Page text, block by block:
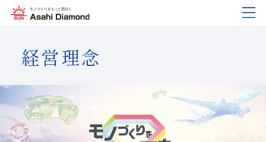
企業情報
企業情報
旭ダイヤについて
製品紹介
製品紹介
業種から探す
技術情報
技術情報
ダイヤモンド工具・CBN工具の基礎知識
研究開発
研究開発
研究開発について
サステナビリティ
サステナビリティ
サステナビリティポリシー
IR情報
IR情報
IR資料室
経営理念